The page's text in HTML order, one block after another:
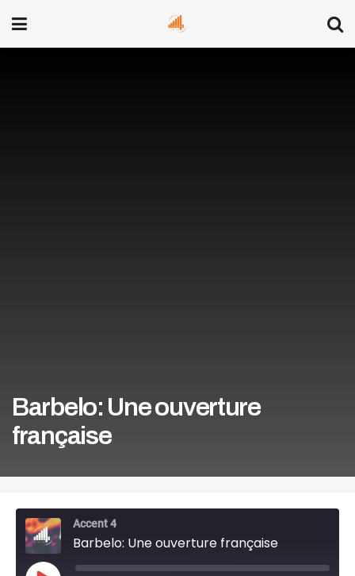
Barbelo: Une ouverture
française
Accent 4
Barbelo: Une ouverture française